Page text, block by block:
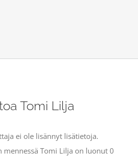
Tomi Lilja
ei ole lisännyt lisätietoja.
mennessä Tomi Lilja on luonut 0